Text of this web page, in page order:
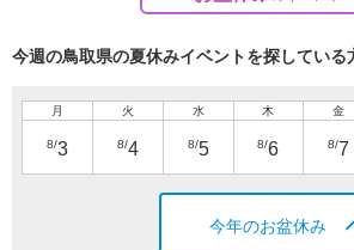
今週の鳥取県の夏休みイベントを探している
月
8/3
火
8/4
水
8/5
木
8/6
金
8/7
今年のお盆休み